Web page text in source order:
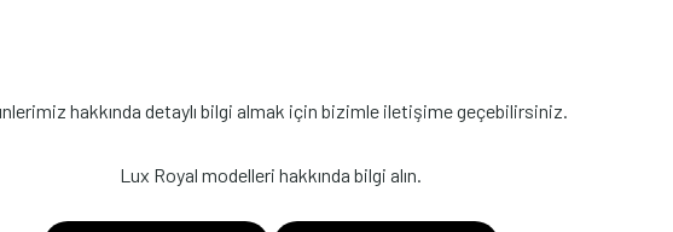
hakkında detaylı bilgi almak için bizimle iletişime geçebilirsiniz.
Lux Royal modelleri hakkında bilgi alın.